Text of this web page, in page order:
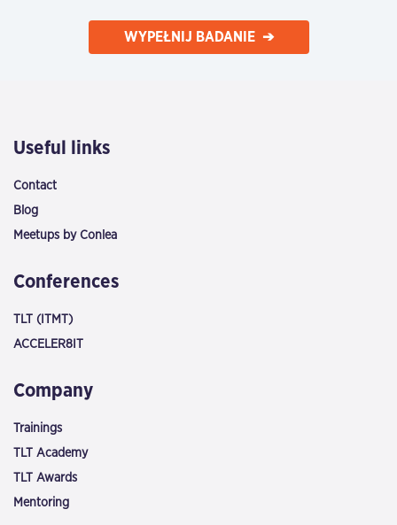
WYPEŁNIJ BADANIE ➔
Useful links
Contact
Blog
Meetups by Conlea
Conferences
TLT (ITMT)
ACCELER8IT
Company
Trainings
TLT Academy
TLT Awards
Mentoring